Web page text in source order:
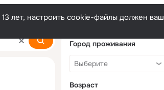
лет, настроить cookie-файлы должен ваш
Город проживания
Возраст